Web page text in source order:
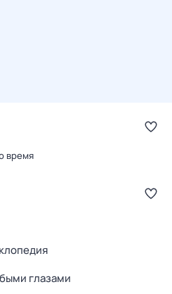
время
глазами